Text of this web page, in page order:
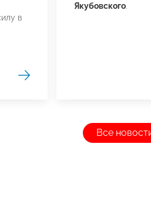
в
Якубовского.
Все